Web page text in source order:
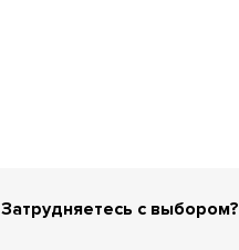
Затрудняетесь с выбором?